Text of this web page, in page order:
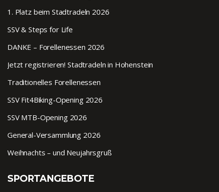
1. Platz beim Stadtradeln 2026
SSV & Steps for Life
DANKE – Forellenessen 2026
Jetzt registrieren! Stadtradeln in Hohenstein
Traditionelles Forellenessen
SSV Fit4Biking-Opening 2026
SSV MTB-Opening 2026
General-Versammlung 2026
Weihnachts – und Neujahrsgruß
SPORTANGEBOTE